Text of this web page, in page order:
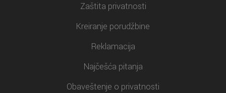
Zaštita privatnosti
Kreiranje porudžbine
Reklamacija
Najčešća pitanja
Obaveštenje o privatnosti